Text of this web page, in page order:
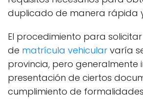
duplicado de manera rápida
El procedimiento para
de matrícula vehicular varía
provincia, pero generalmente
presentación de ciertos
cumplimiento de